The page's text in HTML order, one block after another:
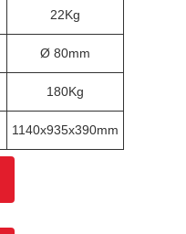
22Kg
Ø 80mm
180Kg
1140x935x390mm